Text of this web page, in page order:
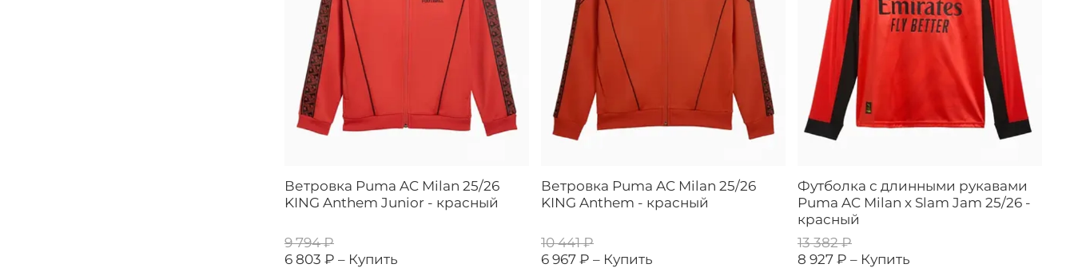
Ветровка Puma AC Milan 25/26
KING Anthem Junior - красный
9 794 ₽
6 803 ₽ – Купить
Ветровка Puma AC Milan 25/26
KING Anthem - красный
10 441 ₽
6 967 ₽ – Купить
Футболка с длинными рукавами
Puma AC Milan x Slam Jam 25/26 -
красный
13 382 ₽
8 927 ₽ – Купить